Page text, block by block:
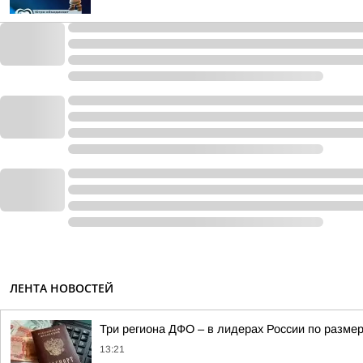
ЛЕНТА НОВОСТЕЙ
Три региона ДФО – в лидерах России по
13:21